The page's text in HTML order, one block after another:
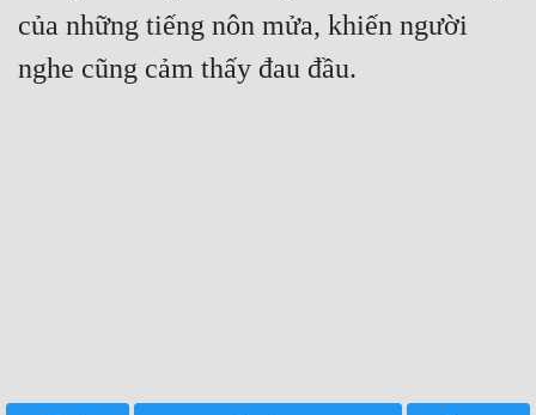
của những tiếng nôn mửa, khiến người
nghe cũng cảm thấy đau đầu.